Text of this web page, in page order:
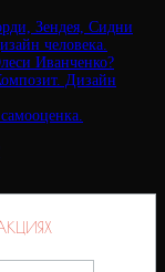
Зендея, Сидни
человека.
Иванченко?
Дизайн